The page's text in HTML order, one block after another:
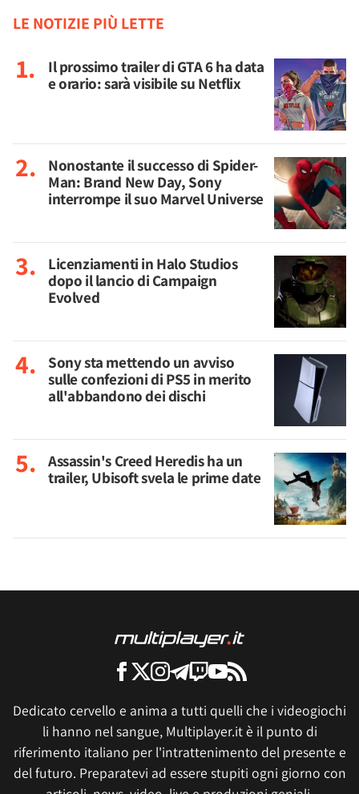
LE NOTIZIE PIÙ LETTE
Il prossimo trailer di GTA 6 ha data
e orario: sarà visibile su Netflix
Nonostante il successo di Spider-
Man: Brand New Day, Sony
interrompe il suo Marvel Universe
Licenziamenti in Halo Studios
dopo il lancio di Campaign
Evolved
Sony sta mettendo un avviso
sulle confezioni di PS5 in merito
all'abbandono dei dischi
Assassin's Creed Heredis ha un
trailer, Ubisoft svela le prime date
Dedicato cervello e anima a tutti quelli che i videogiochi
li hanno nel sangue, Multiplayer.it è il punto di
riferimento italiano per l'intrattenimento del presente e
del futuro. Preparatevi ad essere stupiti ogni giorno con